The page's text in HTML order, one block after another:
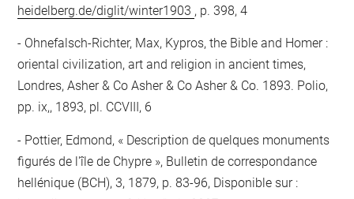
heidelberg.de/diglit/winter1903 , p. 398, 4
Ohnefalsch-Richter, Max, Kypros, the Bible and Homer :
oriental civilization, art and religion in ancient times,
Londres, Asher & Co Asher & Co Asher & Co. 1893. Polio,
pp. ix,, 1893, pl. CCVIII, 6
Pottier, Edmond, « Description de quelques monuments
figurés de l'île de Chypre », Bulletin de correspondance
hellénique (BCH), 3, 1879, p. 83-96, Disponible sur :